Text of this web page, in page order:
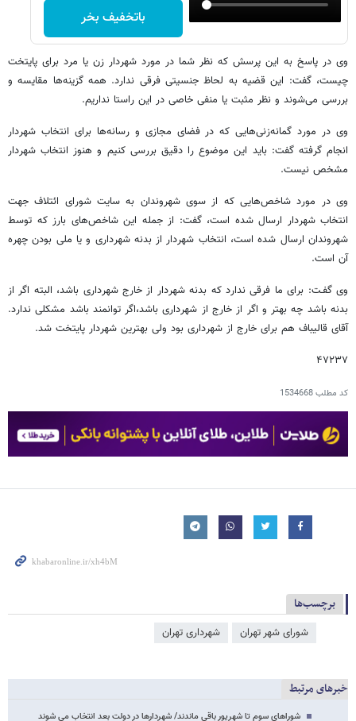
باتخفیف بخر
وی در پاسخ به این پرسش که نظر شما در مورد شهردار زن یا مرد برای پایتخت
چیست، گفت: این قضیه به لحاظ جنسیتی فرقی ندارد. همه گزینه‌ها مقایسه و
بررسی می‌شوند و نظر مثبت یا منفی خاصی در این راستا نداریم.
وی در مورد گمانه‌زنی‌هایی که در فضای مجازی و رسانه‌ها برای انتخاب شهردار
انجام گرفته گفت: باید این موضوع را دقیق بررسی کنیم و هنوز انتخاب شهردار
مشخص نیست.
وی در مورد شاخص‌هایی که از سوی شهروندان به سایت شورای ائتلاف جهت
انتخاب شهردار ارسال شده است، گفت: از جمله این شاخص‌های بارز که توسط
شهروندان ارسال شده است، انتخاب شهردار از بدنه شهرداری و یا ملی بودن چهره
آن است.
وی گفـت: برای ما فرقی ندارد که بدنه شهردار از خارج شهرداری باشد، البته اگر از
بدنه باشد چه بهتر و اگر از خارج از شهرداری باشد،‌اگر توانمند باشد مشکلی ندارد.
آقای قالیباف هم برای خارج از شهرداری بود ولی بهترین شهردار پایتخت شد.
۴۷۲۳۷
کد مطلب1534668
برچسب‌ها
شورای شهر تهران شهرداری تهران
خبرهای مرتبط
شوراهای سوم تا شهریور باقی ماندند/ شهردارها در دولت بعد انتخاب می شوند